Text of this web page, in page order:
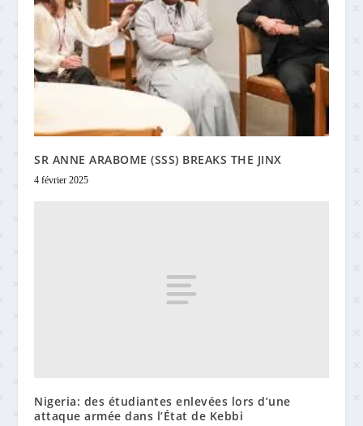
SR ANNE ARABOME (SSS) BREAKS THE JINX
4 février 2025
Nigeria: des étudiantes enlevées lors d’une
attaque armée dans l’État de Kebbi